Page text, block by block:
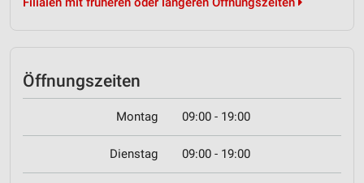
Öffnungszeiten
Montag 09:00 - 19:00
Dienstag 09:00 - 19:00